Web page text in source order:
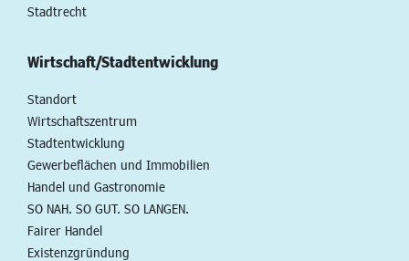
Stadtrecht
Wirtschaft/Stadtentwicklung
Standort
Wirtschaftszentrum
Stadtentwicklung
Gewerbeflächen und Immobilien
Handel und Gastronomie
SO NAH. SO GUT. SO LANGEN.
Fairer Handel
Existenzgründung